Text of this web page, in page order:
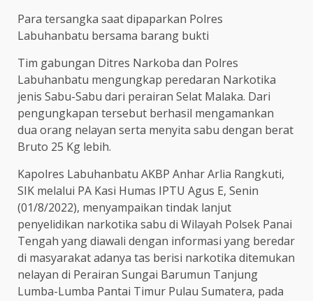
Para tersangka saat dipaparkan Polres
Labuhanbatu bersama barang bukti
Tim gabungan Ditres Narkoba dan Polres
Labuhanbatu mengungkap peredaran Narkotika
jenis Sabu-Sabu dari perairan Selat Malaka. Dari
pengungkapan tersebut berhasil mengamankan
dua orang nelayan serta menyita sabu dengan berat
Bruto 25 Kg lebih.
Kapolres Labuhanbatu AKBP Anhar Arlia Rangkuti,
SIK melalui PA Kasi Humas IPTU Agus E, Senin
(01/8/2022), menyampaikan tindak lanjut
penyelidikan narkotika sabu di Wilayah Polsek Panai
Tengah yang diawali dengan informasi yang beredar
di masyarakat adanya tas berisi narkotika ditemukan
nelayan di Perairan Sungai Barumun Tanjung
Lumba-Lumba Pantai Timur Pulau Sumatera, pada